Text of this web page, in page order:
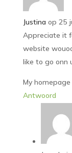
Justina op 25
Appreciate it
website
like to go onn
My
Antwoord